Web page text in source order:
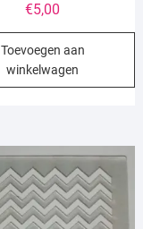
€5,00
Toevoegen aan
winkelwagen